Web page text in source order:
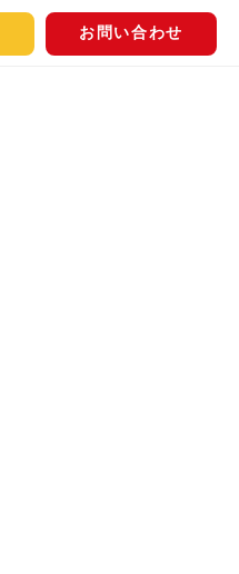
お問い合わせ